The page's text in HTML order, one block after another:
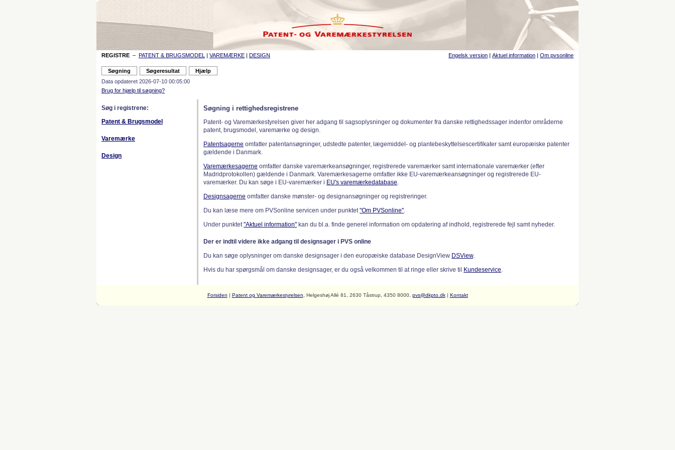
REGISTRE – PATENT & BRUGSMODEL | VAREMÆRKE | DESIGN Engelsk version | Aktuel information | Om pvsonline
Data opdateret 2026-07-10 00:05:00
Brug for hjælp til søgning?
Søg i registrene:
Patent & Brugsmodel
Varemærke
Design
Søgning i rettighedsregistrene
Patent- og Varemærkestyrelsen giver her adgang til sagsoplysninger og dokumenter fra danske rettighedssager indenfor områderne
patent, brugsmodel, varemærke og design.
Patentsagerne omfatter patentansøgninger, udstedte patenter, lægemiddel- og plantebeskyttelsescertifikater samt europæiske patenter
gældende i Danmark.
Varemærkesagerne omfatter danske varemærkeansøgninger, registrerede varemærker samt internationale varemærker (efter
Madridprotokollen) gældende i Danmark. Varemærkesagerne omfatter ikke EU-varemærkeansøgninger og registrerede EU-
varemærker. Du kan søge i EU-varemærker i EU's varemærkedatabase.
Designsagerne omfatter danske mønster- og designansøgninger og registreringer.
Du kan læse mere om PVSonline servicen under punktet"Om PVSonline".
Under punktet"Aktuel information" kan du bl.a. finde generel information om opdatering af indhold, registrerede fejl samt nyheder.
Der er indtil videre ikke adgang til designsager i PVS online
Du kan søge oplysninger om danske designsager i den europæiske database DesignView DSView.
Hvis du har spørgsmål om danske designsager, er du også velkommen til at ringe eller skrive til
Kundeservice.
Forsiden | Patent og Varemærkestyrelsen , Helgeshøj Allé 81, 2630 Tåstrup, 4350 8000, pvs@dkpto.dk| Kontakt